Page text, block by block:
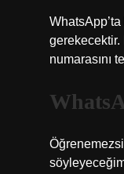
gerekecektir.
numarasını